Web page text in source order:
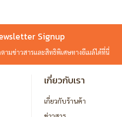
Signup
ามข่าวสารและสิทธิพิเศษทางอีเมล์ได้ที่นี่
เกี่ยวกับเรา
เกี่ยวกับร้านค้า